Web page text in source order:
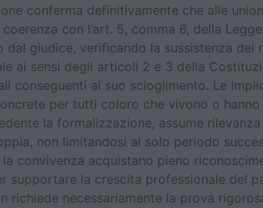
conferma definitivamente che alle
con l’art. 5, comma 6, della
giudice, verificando la sussistenza dei
ai sensi degli articoli 2 e 3 della
conseguenti al suo scioglimento. Le
per tutti coloro che vivono o hanno
la formalizzazione, assume rilevanza
non limitandosi al solo periodo
convivenza acquistano pieno
supportare la crescita professionale del
richiede necessariamente la prova